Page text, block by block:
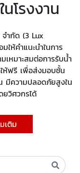
โรงงาน
ำกัด (3 Lux
ห้คำแนะนำในการ
เหมาะสมต่อการรับน้ำ
ห้ฟรี เพื่อส่งมอบชั้น
มีความปลอดภัยสูงใน
ยวิศวกรได้
เติม